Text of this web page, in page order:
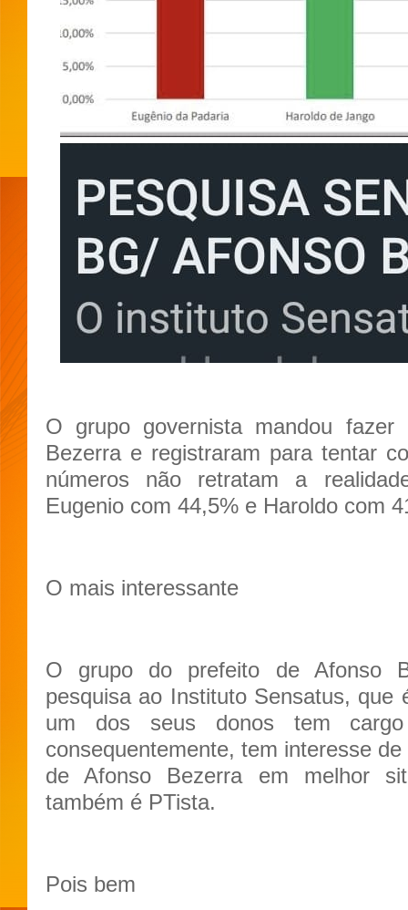
O grupo governista mandou fazer
Bezerra e registraram para tentar
números não retratam a
Eugenio com 44,5% e Haroldo com
O mais interessante
O grupo do prefeito de Afonso
pesquisa ao Instituto Sensatus, que
um dos seus donos tem
consequentemente, tem interesse
de Afonso Bezerra em melhor
também é PTista.
Pois bem